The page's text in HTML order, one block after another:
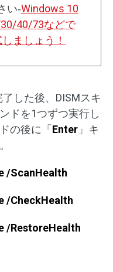
い‐Windows 10
40/73などで
ましょう！
した後、DISMスキ
ドを1つずつ実行し
の後に「 Enter 」キ
/ScanHealth
/CheckHealth
/RestoreHealth